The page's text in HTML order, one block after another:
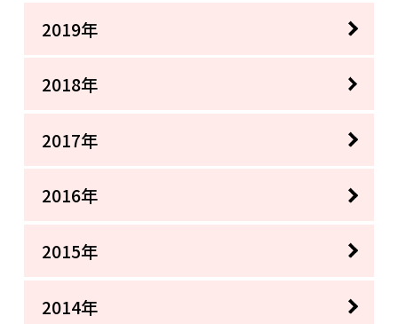
2019年
2018年
2017年
2016年
2015年
2014年